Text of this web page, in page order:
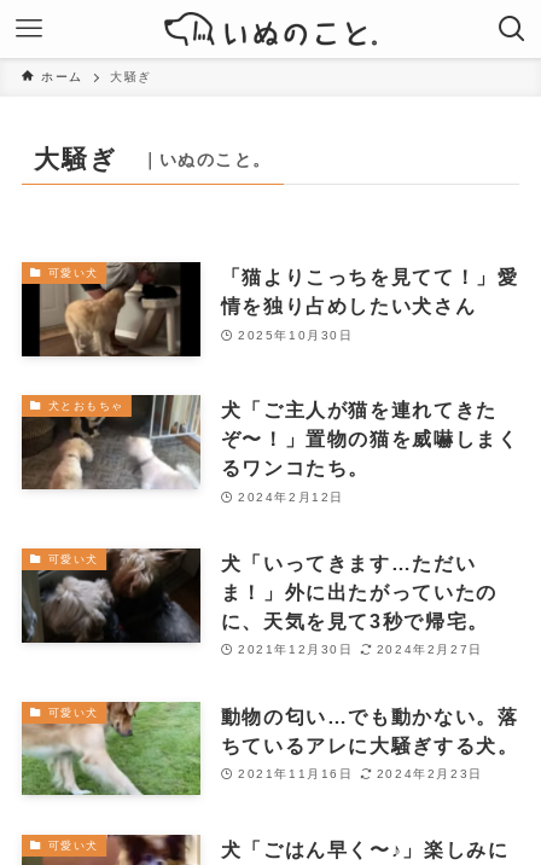
ホーム 大騒ぎ
大騒ぎ ｜いぬのこと。
可愛い犬
「猫よりこっちを見てて！」愛
情を独り占めしたい犬さん
2025年10月30日
犬とおもちゃ
犬「ご主人が猫を連れてきた
ぞ〜！」置物の猫を威嚇しまく
るワンコたち。
2024年2月12日
可愛い犬
犬「いってきます…ただい
ま！」外に出たがっていたの
に、天気を見て3秒で帰宅。
2021年12月30日 2024年2月27日
可愛い犬
動物の匂い…でも動かない。落
ちているアレに大騒ぎする犬。
2021年11月16日 2024年2月23日
可愛い犬
犬「ごはん早く〜♪」楽しみに